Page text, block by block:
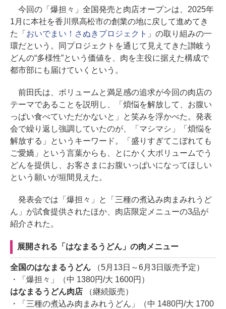
今回の「爆担々」全国発売と肉店オープンは、2025年
1月に本社を香川県高松市の創業の地に戻して進めてき
た「 おいでまい！さぬきプロジェクト 」の取り組みの一
環だという。同プロジェクトを通じて見えてきた讃岐う
どんの“多様性”という価値を、肉を主役に据えた構成で
都市部にも届けていくという。
前田氏は、ボリュームと満足感の追求が今回の肉店の
テーマであることを説明し、「煩悩を解放して、お腹い
っぱい食べていただかないと」と笑みを浮かべた。発表
会で繰り返し強調していたのが、「マシマシ」「煩悩を
解放する」というキーワード。「盛りすぎてこぼれても
ご愛嬌」という言葉からも、とにかく大ボリュームでう
どんを提供し、お客さまにお腹いっぱいになってほしい
という願いが垣間見えた。
発表会では「爆担々」と「三種の煮込み肉まみれうど
ん」が試食提供されたほか、肉店限定メニューの3品が
紹介された。
展開される「はなまるうどん」の肉メニュー
全国のはなまるうどん
（5月13日～6月3日販売予定）
・「爆担々」（中 1380円/大 1600円）
はなまるうどん肉店
（継続販売）
・「三種の煮込み肉まみれうどん」（中 1480円/大 1700